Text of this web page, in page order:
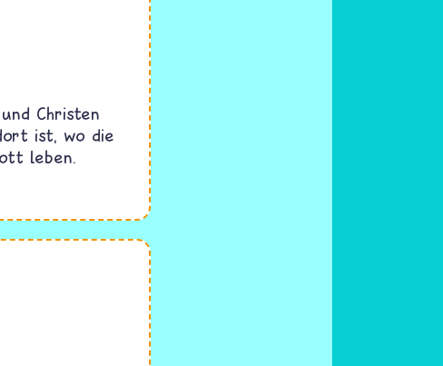
Christen
ist, wo die
leben.